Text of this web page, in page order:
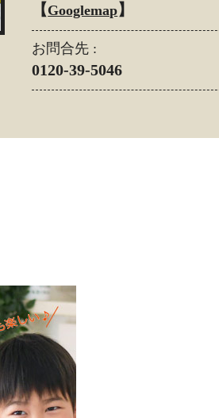
【 Googlemap】
お問合先 :
0120-39-5046